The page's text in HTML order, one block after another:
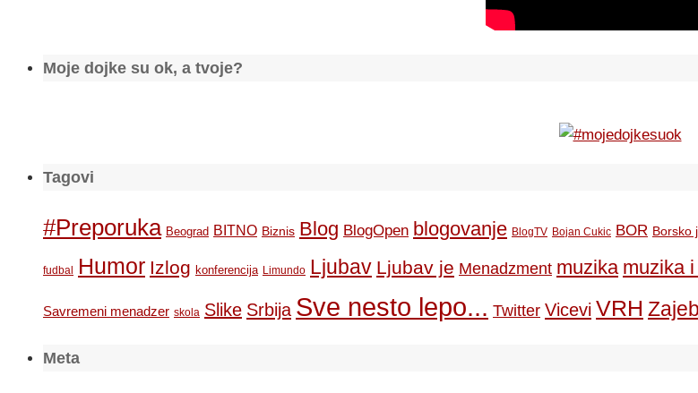
Moje dojke su ok, a tvoje?
Tagovi
#Preporuka Beograd BITNO Biznis Blog BlogOpen blogovanje BlogTV Bojan Cukic BOR Borsko
fudbal Humor Izlog konferencija Limundo Ljubav Ljubav je Menadzment muzika muzika
Savremeni menadzer skola Slike Srbija Sve nesto lepo... Twitter Vicevi VRH Zajeb
Meta